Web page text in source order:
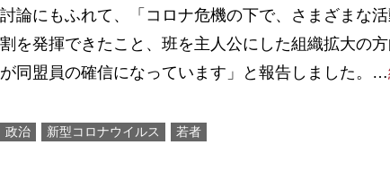
討論にもふれて、「コロナ危機の下で、さまざまな
割を発揮できたこと、班を主人公にした組織拡大の
が同盟員の確信になっています」と報告しました。…
政治 新型コロナウイルス 若者